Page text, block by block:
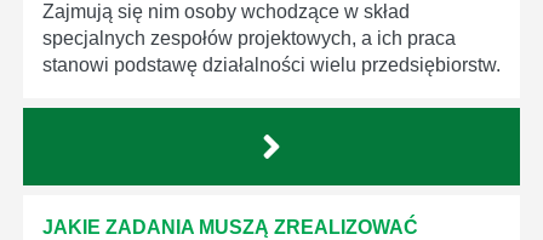
Zajmują się nim osoby wchodzące w skład
specjalnych zespołów projektowych, a ich praca
stanowi podstawę działalności wielu przedsiębiorstw.
JAKIE ZADANIA MUSZĄ ZREALIZOWAĆ